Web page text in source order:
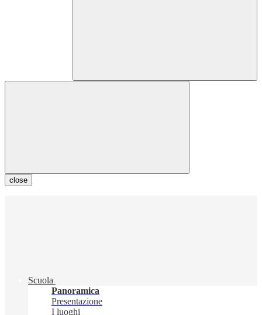
close
Scuola
Panoramica
Presentazione
I luoghi